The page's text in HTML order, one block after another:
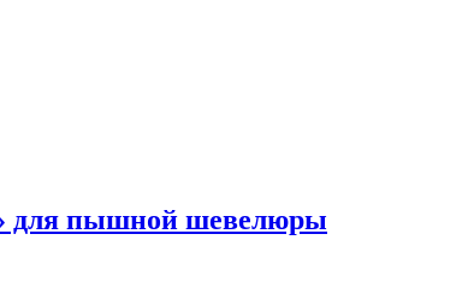
для пышной шевелюры